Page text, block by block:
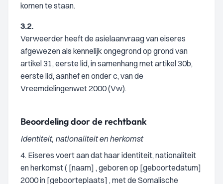
komen te staan.
3.2.
Verweerder heeft de asielaanvraag van eiseres
afgewezen als kennelijk ongegrond op grond van
artikel 31, eerste lid, in samenhang met artikel 30b,
eerste lid, aanhef en onder c, van de
Vreemdelingenwet 2000 (Vw).
Beoordeling door de rechtbank
Identiteit, nationaliteit en herkomst
4. Eiseres voert aan dat haar identiteit, nationaliteit
en herkomst ( [naam] , geboren op [geboortedatum]
2000 in [geboorteplaats] , met de Somalische